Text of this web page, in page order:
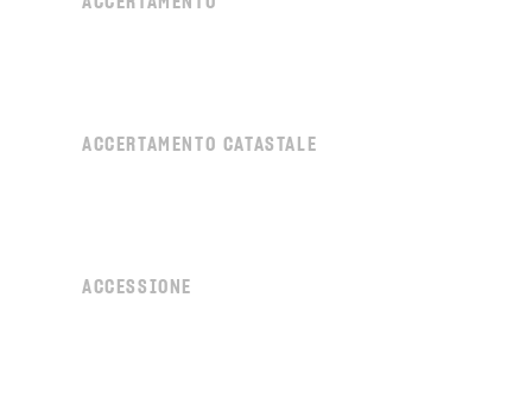
ACCERTAMENTO CATASTALE
ACCESSIONE